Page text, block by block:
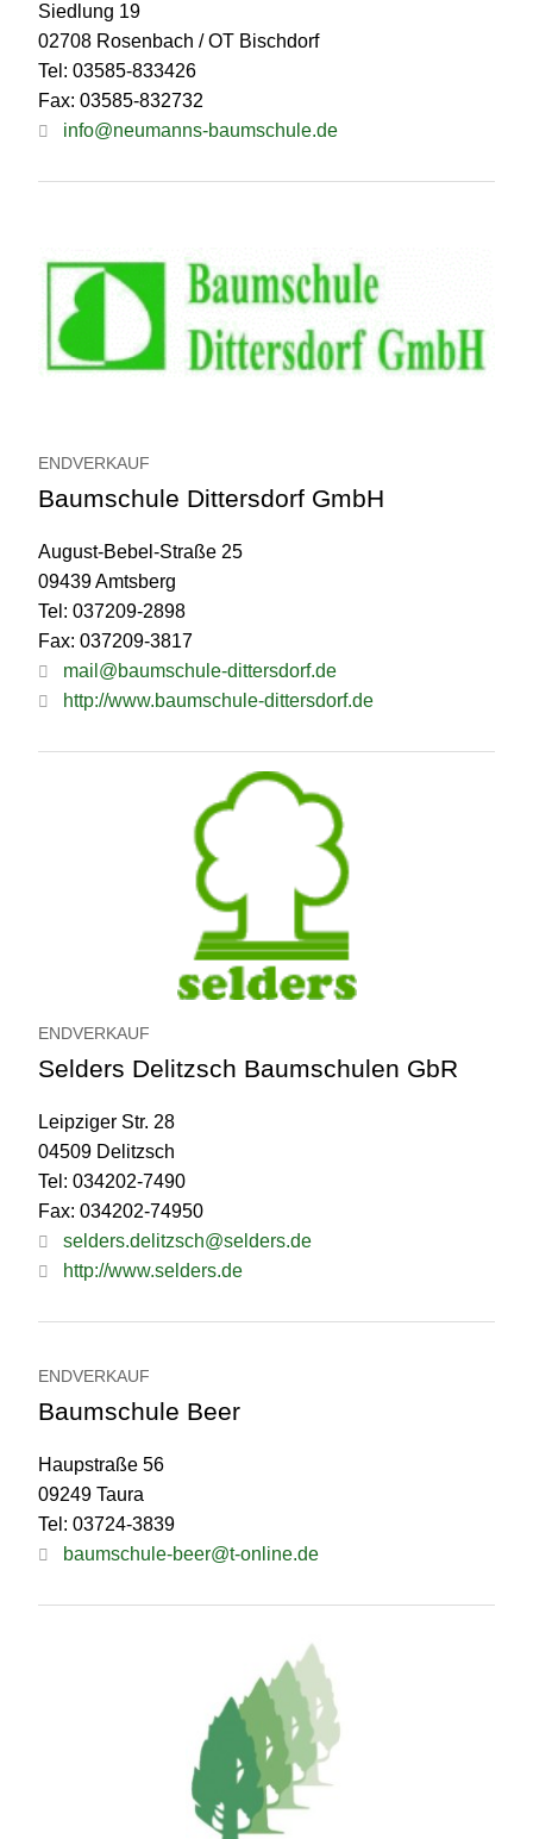
Siedlung 19
02708 Rosenbach / OT Bischdorf
Tel: 03585-833426
Fax: 03585-832732
info@neumanns-baumschule.de
ENDVERKAUF
Baumschule Dittersdorf GmbH
August-Bebel-Straße 25
09439 Amtsberg
Tel: 037209-2898
Fax: 037209-3817
mail@baumschule-dittersdorf.de
http://www.baumschule-dittersdorf.de
ENDVERKAUF
Selders Delitzsch Baumschulen GbR
Leipziger Str. 28
04509 Delitzsch
Tel: 034202-7490
Fax: 034202-74950
selders.delitzsch@selders.de
http://www.selders.de
ENDVERKAUF
Baumschule Beer
Haupstraße 56
09249 Taura
Tel: 03724-3839
baumschule-beer@t-online.de